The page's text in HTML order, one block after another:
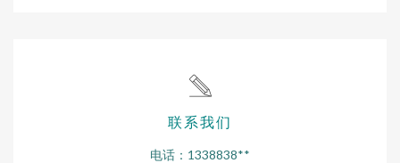
联系我们
电话：1338838**